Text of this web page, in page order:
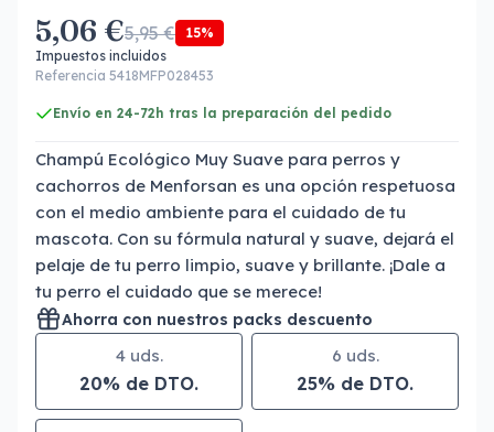
5,06 €5,95 €
15%
Impuestos incluidos
Referencia 5418MFP028453
Envío en 24-72h tras la preparación del pedido
Champú Ecológico Muy Suave para perros y
cachorros de Menforsan es una opción respetuosa
con el medio ambiente para el cuidado de tu
mascota. Con su fórmula natural y suave, dejará el
pelaje de tu perro limpio, suave y brillante. ¡Dale a
tu perro el cuidado que se merece!
Ahorra con nuestros packs descuento
4 uds.
20% de DTO.
6 uds.
25% de DTO.